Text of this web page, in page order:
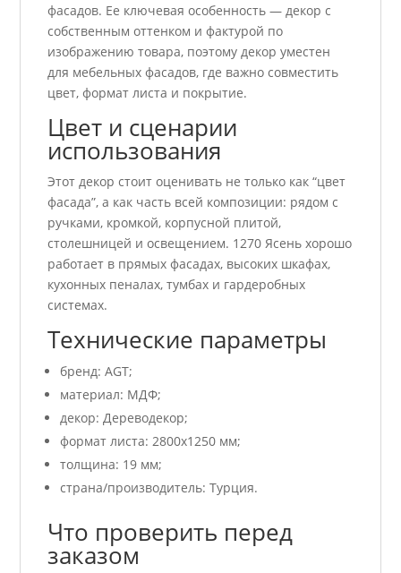
фасадов. Ее ключевая особенность — декор с
собственным оттенком и фактурой по
изображению товара, поэтому декор уместен
для мебельных фасадов, где важно совместить
цвет, формат листа и покрытие.
Цвет и сценарии
использования
Этот декор стоит оценивать не только как “цвет
фасада”, а как часть всей композиции: рядом с
ручками, кромкой, корпусной плитой,
столешницей и освещением. 1270 Ясень хорошо
работает в прямых фасадах, высоких шкафах,
кухонных пеналах, тумбах и гардеробных
системах.
Технические параметры
бренд: AGT;
материал: МДФ;
декор: Дереводекор;
формат листа: 2800х1250 мм;
толщина: 19 мм;
страна/производитель: Турция.
Что проверить перед
заказом